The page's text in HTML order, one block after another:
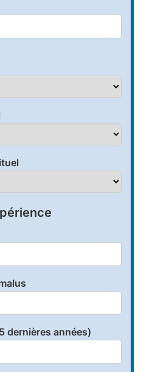
dernières années)